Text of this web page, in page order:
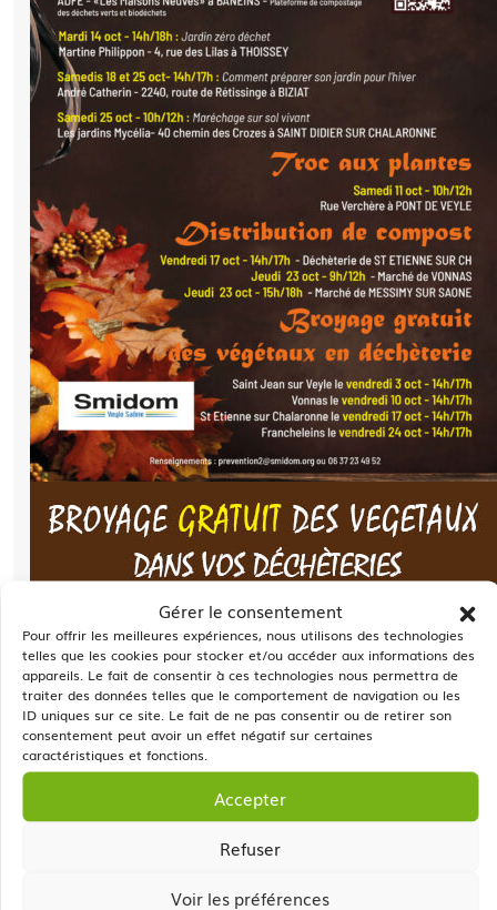
Gérer le consentement
Pour offrir les meilleures expériences, nous utilisons des technologies
telles que les cookies pour stocker et/ou accéder aux informations des
appareils. Le fait de consentir à ces technologies nous permettra de
traiter des données telles que le comportement de navigation ou les
ID uniques sur ce site. Le fait de ne pas consentir ou de retirer son
consentement peut avoir un effet négatif sur certaines
caractéristiques et fonctions.
Accepter
Refuser
Voir les préférences